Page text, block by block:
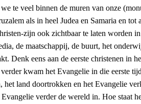
te veel binnen de muren van onze
als in heel Judea en Samaria en
zijn ook zichtbaar te laten worden
de maatschappij, de buurt, het
Denk eens aan de eerste christenen
kwam het Evangelie in die eerste
land doortrokken en het Evangelie
verder de wereld in. Hoe staat